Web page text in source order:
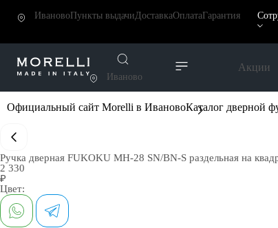
ИвановоПункты выдачиДоставкаОплатаГарантия
Иваново
Акции
Официальный сайт Morelli в ИвановоКаталог дверной
Ручка дверная FUKOKU MH-28 SN/BN-S раздельная на
2 330
₽
Цвет: